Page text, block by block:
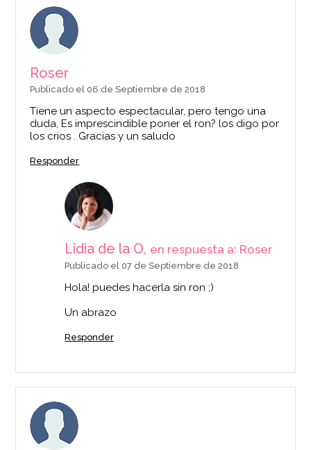
Roser
Publicado el 06 de Septiembre de 2018
Tiene un aspecto espectacular, pero tengo una
duda, Es imprescindible poner el ron? los digo por
los crios . Gracias y un saludo
Responder
Lidia de la O, en respuesta a: Roser
Publicado el 07 de Septiembre de 2018
Hola! puedes hacerla sin ron ;)
Un abrazo
Responder